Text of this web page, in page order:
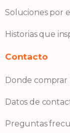
Soluciones por
Historias que
Contacto
Donde comprar
Datos de
Preguntas